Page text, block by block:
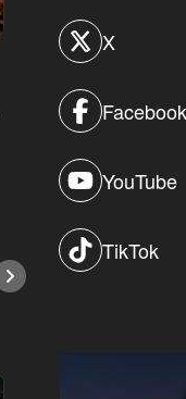
東カレイベントレ
目に映ったのは
スペックな異性
#イベント
X
Facebook
YouTube
TikTok